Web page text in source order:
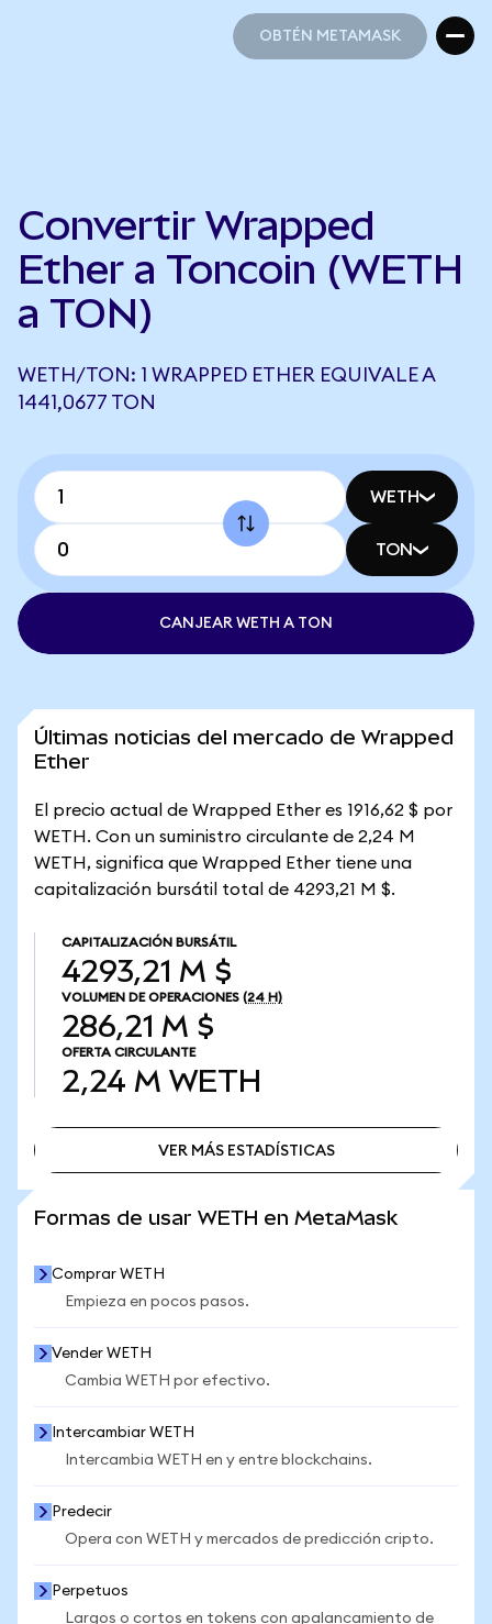
OBTÉN METAMASK
Convertir Wrapped
Ether a Toncoin (WETH
a TON)
WETH/TON: 1 WRAPPED ETHER EQUIVALE A
1441,0677 TON
WETH
TON
CANJEAR WETH A TON
Últimas noticias del mercado de Wrapped
Ether
El precio actual de Wrapped Ether es 1916,62 $ por
WETH. Con un suministro circulante de 2,24 M
WETH, significa que Wrapped Ether tiene una
capitalización bursátil total de 4293,21 M $.
CAPITALIZACIÓN BURSÁTIL
4293,21 M $
VOLUMEN DE OPERACIONES (24 H)
286,21 M $
OFERTA CIRCULANTE
2,24 M WETH
VER MÁS ESTADÍSTICAS
Formas de usar WETH en MetaMask
Comprar WETH
Empieza en pocos pasos.
Vender WETH
Cambia WETH por efectivo.
Intercambiar WETH
Intercambia WETH en y entre blockchains.
Predecir
Opera con WETH y mercados de predicción cripto.
Perpetuos
Largos o cortos en tokens con apalancamiento de